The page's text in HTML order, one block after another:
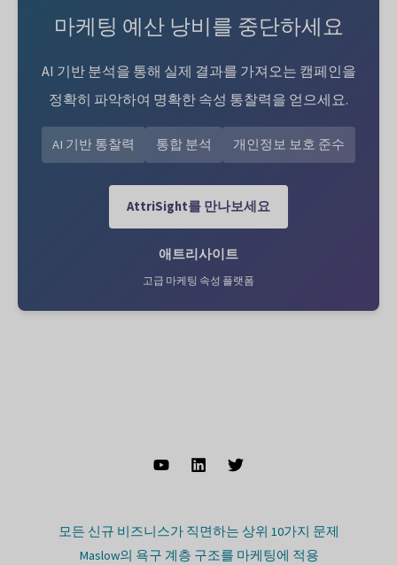
마케팅 예산 낭비를 중단하세요
AI 기반 분석을 통해 실제 결과를 가져오는 캠페인을
정확히 파악하여 명확한 속성 통찰력을 얻으세요.
AI 기반 통찰력 통합 분석 개인정보 보호 준수
AttriSight를 만나보세요
애트리사이트
고급 마케팅 속성 플랫폼
모든 신규 비즈니스가 직면하는 상위 10가지 문제
Maslow의 욕구 계층 구조를 마케팅에 적용